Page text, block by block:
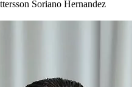
Soriano Hernandez